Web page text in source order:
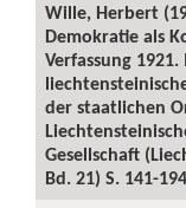
Wille, Herbert
Demokratie als
Verfassung
der staatlichen
Gesellschaft
Bd. 21) S. 141-